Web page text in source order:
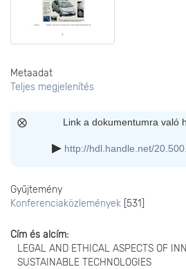
Metaadat
Teljes megjelenítés
Link a dokumentumra való
http://hdl.handle.net/
Gyűjtemény
Konferenciaközlemények [531]
Cím és alcím
LEGAL AND ETHICAL ASPECTS OF
SUSTAINABLE TECHNOLOGIES